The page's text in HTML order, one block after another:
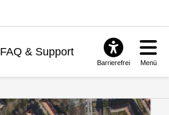
FAQ & Support
Barrierefrei Menü